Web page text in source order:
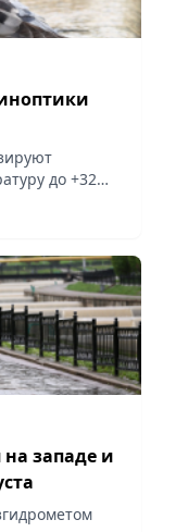
до +32
западе и